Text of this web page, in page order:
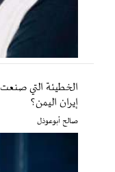
الخطيئة التي
إيران اليمن؟
صالح أبوعوذل